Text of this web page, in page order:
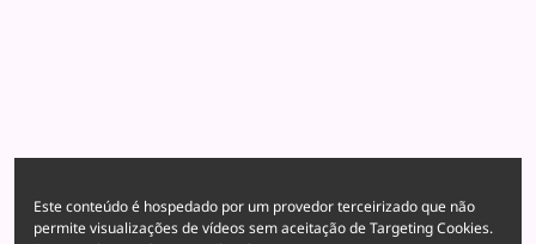
Este conteúdo é hospedado por um provedor terceirizado que não
permite visualizações de vídeos sem aceitação de Targeting Cookies.